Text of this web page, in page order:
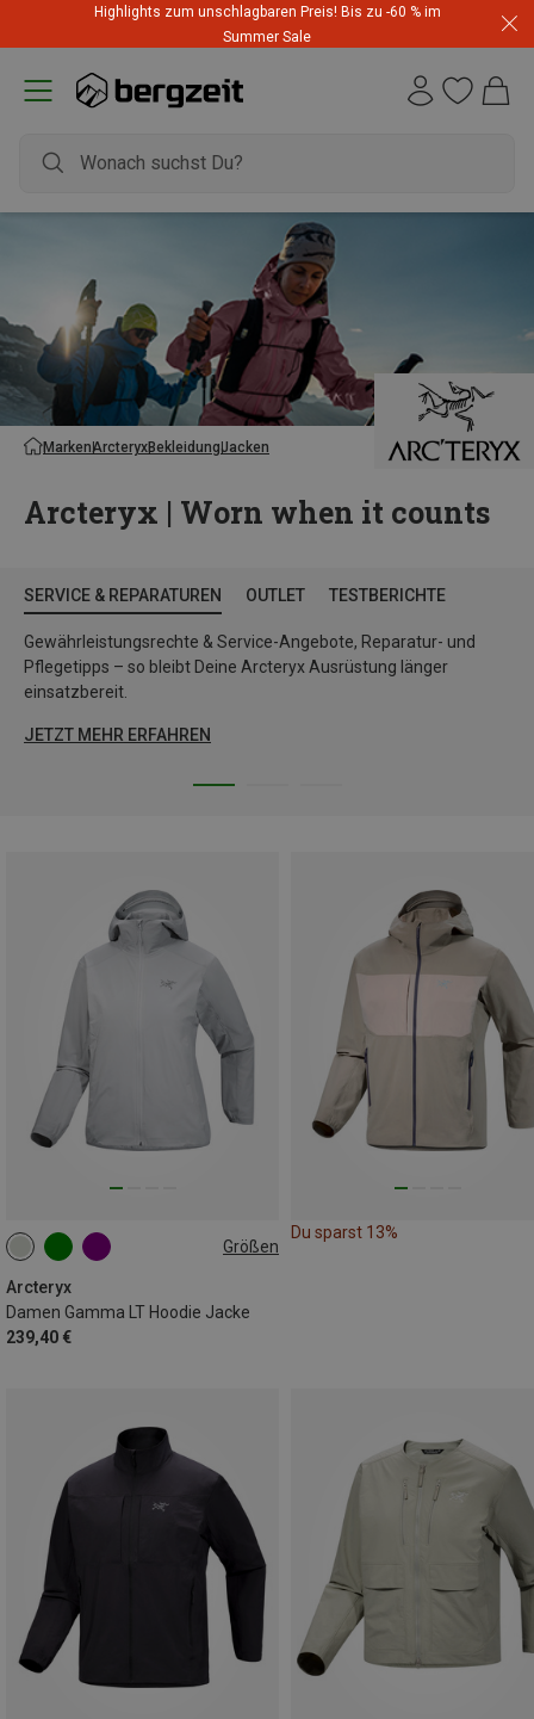
Highlights zum unschlagbaren Preis! Bis zu -60 % im
Summer Sale
MarkenArcteryxBekleidungJacken
Arcteryx | Worn when it counts
SERVICE & REPARATUREN OUTLET TESTBERICHTE
Gewährleistungsrechte & Service-Angebote, Reparatur- und
Pflegetipps – so bleibt Deine Arcteryx Ausrüstung länger
einsatzbereit.
JETZT MEHR ERFAHREN
Größen
Arcteryx
Damen Gamma LT Hoodie Jacke
239,40 €
XS S L
Du sparst 13%